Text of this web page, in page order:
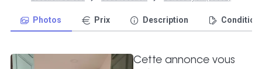
Photos Prix Description
Cette annonce vous